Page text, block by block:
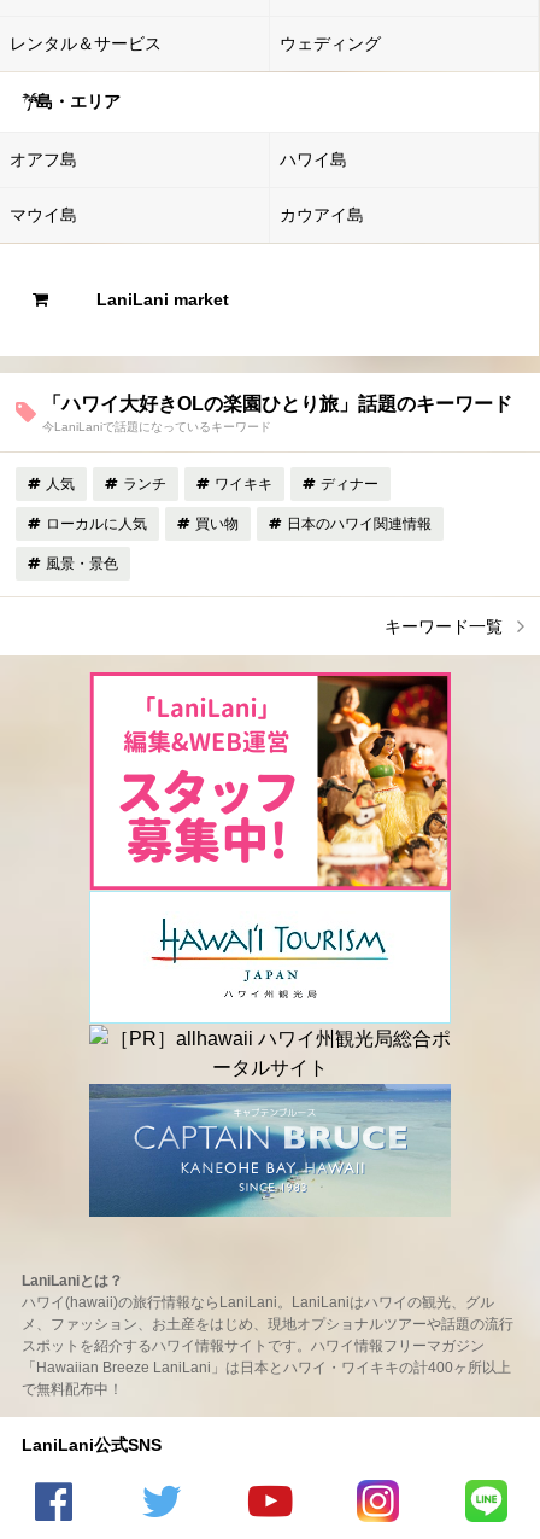
レンタル＆サービス ウェディング
島・エリア
オアフ島 ハワイ島
マウイ島 カウアイ島
LaniLani market
「ハワイ大好きOLの楽園ひとり旅」話題のキーワード
今LaniLaniで話題になっているキーワード
人気 ランチ ワイキキ ディナー
ローカルに人気 買い物 日本のハワイ関連情報
風景・景色
キーワード一覧
LaniLaniとは？
ハワイ(hawaii)の旅行情報ならLaniLani。LaniLaniはハワイの観光、グル
メ、ファッション、お土産をはじめ、現地オプショナルツアーや話題の流行
スポットを紹介するハワイ情報サイトです。ハワイ情報フリーマガジン
「Hawaiian Breeze LaniLani」は日本とハワイ・ワイキキの計400ヶ所以上
で無料配布中！
LaniLani公式SNS